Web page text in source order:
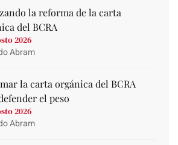
la reforma de la carta
del BCRA
2026
Abram
la carta orgánica del BCRA
el peso
2026
Abram